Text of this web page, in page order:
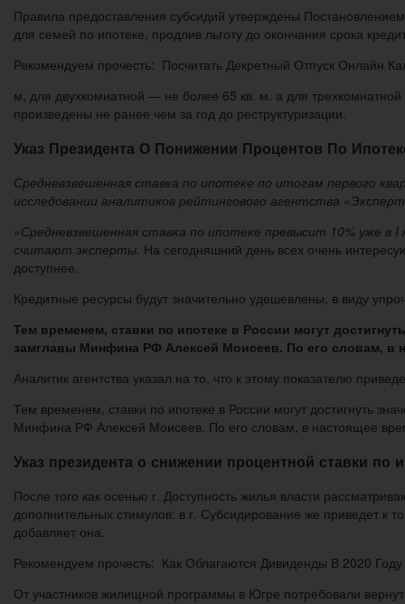
Правила предоставления субсидий утверждены
для семей по ипотеке, продлив льготу до окончания срока
Рекомендуем прочесть: Посчитать Декретный Отпуск Онлайн
м, для двухкомнатной — не более 65 кв. м. а для
произведены не ранее чем за год до реструктуризации.
Указ Президента О Понижении Процентов По
Средневзвешенная ставка по ипотеке по итогам первого
исследовании аналитиков рейтингового агентства
«Средневзвешенная ставка по ипотеке превысит 10% уже
считают эксперты. На сегодняшний день всех очень
доступнее.
Кредитные ресурсы будут значительно удешевлены, в виду
Тем временем, ставки по ипотеке в России могут
замглавы Минфина РФ Алексей Моисеев. По его словам, в
Аналитик агентства указал на то, что к этому показателю
Тем временем, ставки по ипотеке в России могут достигнуть
Минфина РФ Алексей Моисеев. По его словам, в настоящее
Указ президента о снижении процентной ставки по
После того как осенью г. Доступность жилья власти
дополнительных стимулов: в г. Субсидирование же приведет к
добавляет она.
Рекомендуем прочесть: Как Облагаются Дивиденды В 2020 Году
От участников жилищной программы в Югре потребовали